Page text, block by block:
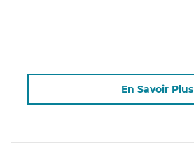
En Savoir Plus